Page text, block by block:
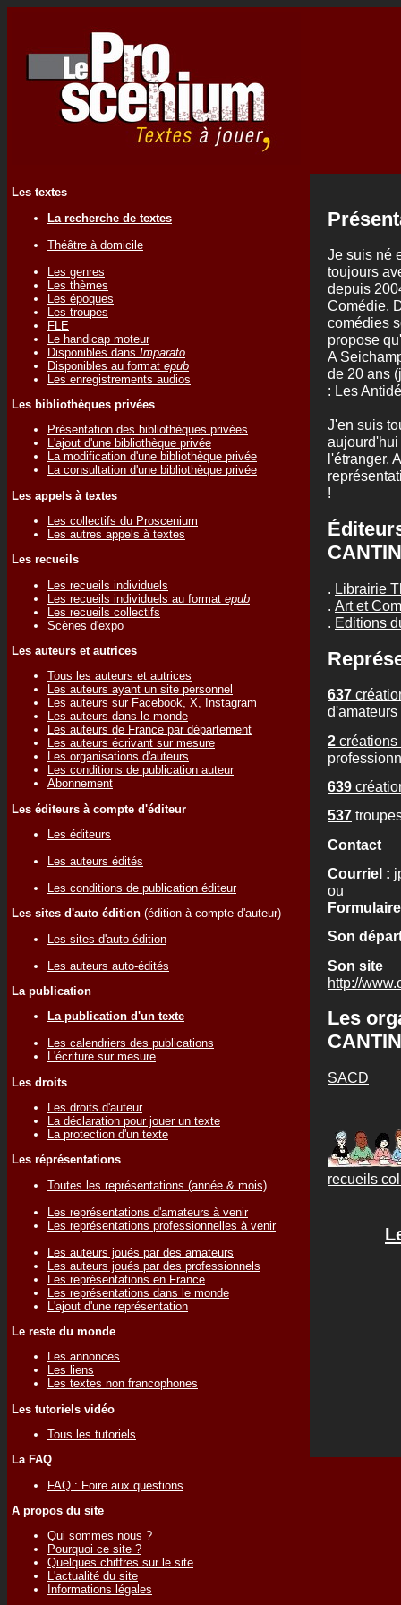
Les textes
La recherche de textes
Théâtre à domicile
Les genres
Les thèmes
Les époques
Les troupes
FLE
Le handicap moteur
Disponibles dans Imparato
Disponibles au format epub
Les enregistrements audios
Les bibliothèques privées
Présentation des bibliothèques privées
L'ajout d'une bibliothèque privée
La modification d'une bibliothèque privée
La consultation d'une bibliothèque privée
Les appels à textes
Les collectifs du Proscenium
Les autres appels à textes
Les recueils
Les recueils individuels
Les recueils individuels au format epub
Les recueils collectifs
Scènes d'expo
Les auteurs et autrices
Tous les auteurs et autrices
Les auteurs ayant un site personnel
Les auteurs sur Facebook, X, Instagram
Les auteurs dans le monde
Les auteurs de France par département
Les auteurs écrivant sur mesure
Les organisations d'auteurs
Les conditions de publication auteur
Abonnement
Les éditeurs à compte d'éditeur
Les éditeurs
Les auteurs édités
Les conditions de publication éditeur
Les sites d'auto édition (édition à compte d'auteur)
Les sites d'auto-édition
Les auteurs auto-édités
La publication
La publication d'un texte
Les calendriers des publications
L'écriture sur mesure
Les droits
Les droits d'auteur
La déclaration pour jouer un texte
La protection d'un texte
Les réprésentations
Toutes les représentations (année & mois)
Les représentations d'amateurs à venir
Les représentations professionnelles à venir
Les auteurs joués par des amateurs
Les auteurs joués par des professionnels
Les représentations en France
Les représentations dans le monde
L'ajout d'une représentation
Le reste du monde
Les annonces
Les liens
Les textes non francophones
Les tutoriels vidéo
Tous les tutoriels
La FAQ
FAQ : Foire aux questions
A propos du site
Qui sommes nous ?
Pourquoi ce site ?
Quelques chiffres sur le site
L'actualité du site
Informations légales
Je suis né
toujours
depuis
Comédie.
comédies
propose
A
de 20 ans
: Les
J'en suis
l'étranger.
!
. Librairie
. Art et
. Editions
637
d'amateurs
2 créations
639
537
Contact
Courriel :
ou
Son
Son site
http://
Les
SACD
recueils